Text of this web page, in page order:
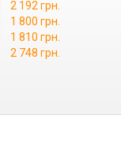
2 192 грн.
1 800 грн.
1 810 грн.
2 748 грн.